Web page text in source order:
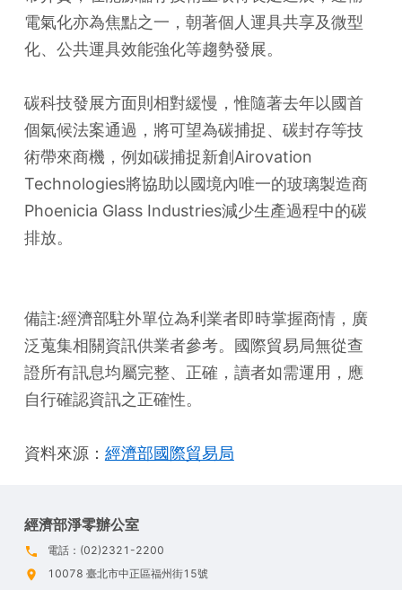
電氣化亦為焦點之一，朝著個人運具共享及微型
化、公共運具效能強化等趨勢發展。
碳科技發展方面則相對緩慢，惟隨著去年以國首
個氣候法案通過，將可望為碳捕捉、碳封存等技
術帶來商機，例如碳捕捉新創Airovation
Technologies將協助以國境內唯一的玻璃製造商
Phoenicia Glass Industries減少生產過程中的碳
排放。
備註:經濟部駐外單位為利業者即時掌握商情，廣
泛蒐集相關資訊供業者參考。國際貿易局無從查
證所有訊息均屬完整、正確，讀者如需運用，應
自行確認資訊之正確性。
資料來源： 經濟部國際貿易局
經濟部淨零辦公室
電話：(02)2321-2200
10078 臺北市中正區福州街15號